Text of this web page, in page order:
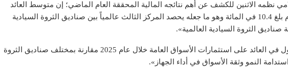
نظمه الاثنين للكشف عن أهم نتائجه المالية المحققة العام الماضي؛ إن متوسط العائد
على الاستثمار خلال 5 أعوام بلغ 10.4 في المائة وهو ما جعله يحصد المركز الثالث عالمياً بين صناديق الثروة السيادية
الثروة السيادية العالمية».
وأضاف أنه حصد المركز الأول في العائد على استثمارات الأسواق العامة خلال عام 2025 مقارنة بمختلف صناديق الثروة
النمو وثقة الأسواق في أداء الجهاز».